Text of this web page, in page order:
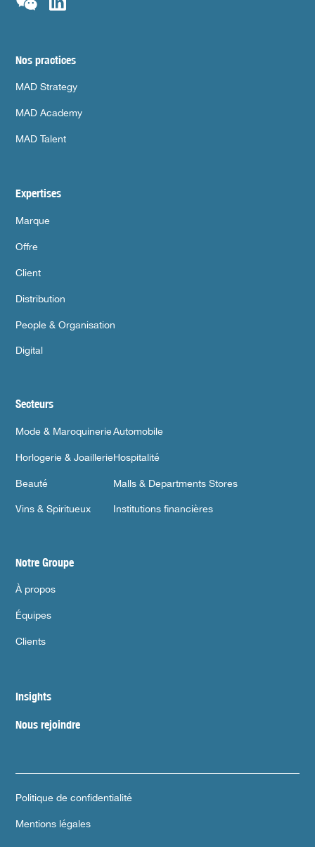
Nos practices
MAD Strategy
MAD Academy
MAD Talent
Expertises
Marque
Offre
Client
Distribution
People & Organisation
Digital
Secteurs
Mode & Maroquinerie
Horlogerie & Joaillerie
Beauté
Vins & Spiritueux
Automobile
Hospitalité
Malls & Departments Stores
Institutions financières
Notre Groupe
À propos
Équipes
Clients
Insights
Nous rejoindre
Politique de confidentialité
Mentions légales